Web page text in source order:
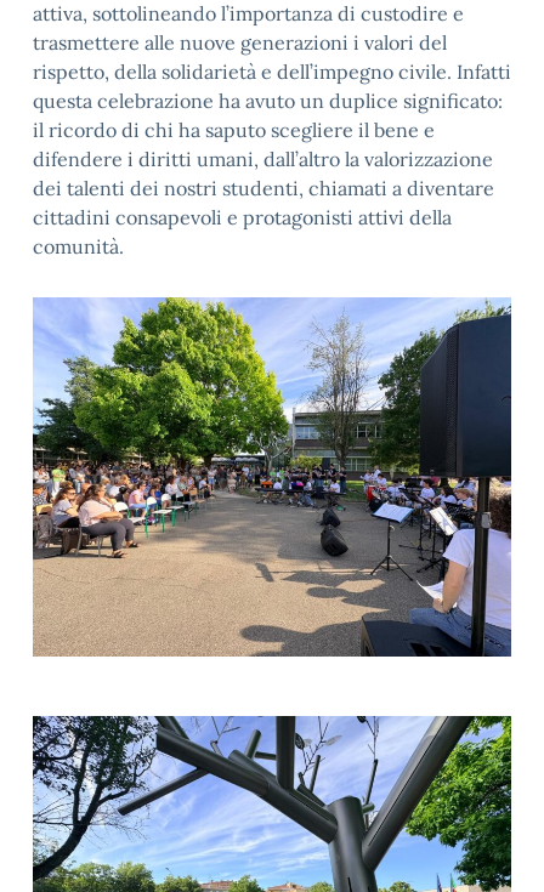
attiva, sottolineando l’importanza di custodire e
trasmettere alle nuove generazioni i valori del
rispetto, della solidarietà e dell’impegno civile. Infatti
questa celebrazione ha avuto un duplice significato:
il ricordo di chi ha saputo scegliere il bene e
difendere i diritti umani, dall’altro la valorizzazione
dei talenti dei nostri studenti, chiamati a diventare
cittadini consapevoli e protagonisti attivi della
comunità.